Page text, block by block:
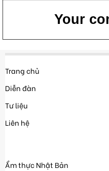
Your
Trang chủ
Diễn đàn
Tư liệu
Liên hệ
Ẩm thực Nhật Bản